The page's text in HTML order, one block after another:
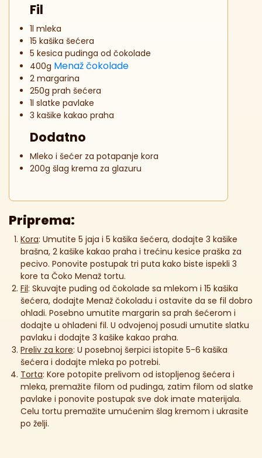
Fil
1l mleka
15 kašika šećera
5 kesica pudinga od čokolade
400g Menaž čokolade
2 margarina
250g prah šećera
1l slatke pavlake
3 kašike kakao praha
Dodatno
Mleko i šećer za potapanje kora
200g šlag krema za glazuru
Priprema:
Kora: Umutite 5 jaja i 5 kašika šećera, dodajte 3 kašike
brašna, 2 kašike kakao praha i trećinu kesice praška za
pecivo. Ponovite postupak tri puta kako biste ispekli 3
kore ta Čoko Menaž tortu.
Fil: Skuvajte puding od čokolade sa mlekom i 15 kašika
šećera, dodajte Menaž čokoladu i ostavite da se fil dobro
ohladi. Posebno umutite margarin sa prah šećerom i
dodajte u ohlađeni fil. U odvojenoj posudi umutite slatku
pavlaku i dodajte 3 kašike kakao praha.
Preliv za kore: U posebnoj šerpici istopite 5-6 kašika
šećera i dodajte mleka po potrebi.
Torta: Kore potopite prelivom od istopljenog šećera i
mleka, premažite filom od pudinga, zatim filom od slatke
pavlake i ponovite postupak sve dok imate materijala.
Celu tortu premažite umućenim šlag kremom i ukrasite
po želji.